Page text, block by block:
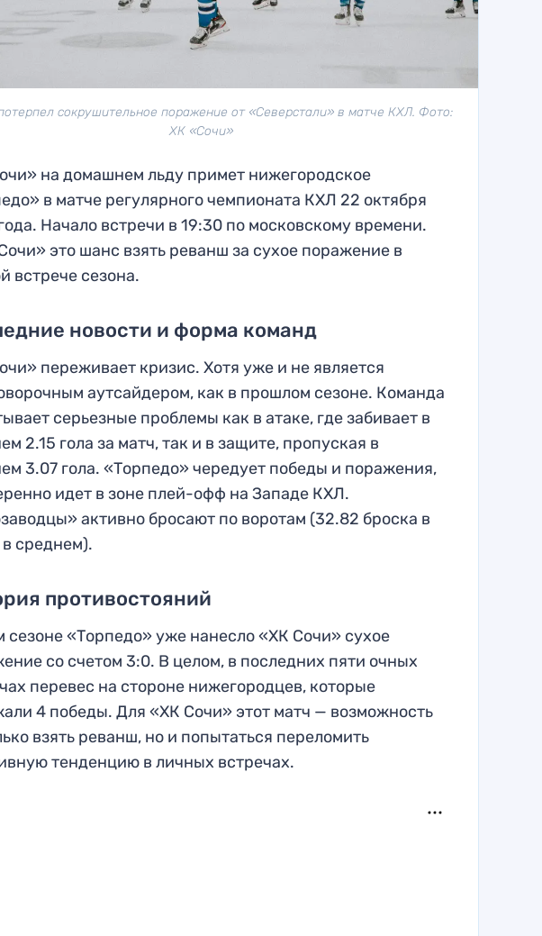
сокрушительное поражение от «Северстали» в матче КХЛ. Фото:
ХК «Сочи»
на домашнем льду примет нижегородское
в матче регулярного чемпионата КХЛ 22 октября
Начало встречи в 19:30 по московскому времени.
это шанс взять реванш за сухое поражение в
встрече сезона.
новости и форма команд
переживает кризис. Хотя уже и не является
аутсайдером, как в прошлом сезоне. Команда
серьезные проблемы как в атаке, где забивает в
2.15 гола за матч, так и в защите, пропуская в
3.07 гола. «Торпедо» чередует победы и поражения,
идет в зоне плей-офф на Западе КХЛ.
активно бросают по воротам (32.82 броска в
в среднем).
противостояний
сезоне «Торпедо» уже нанесло «ХК Сочи» сухое
со счетом 3:0. В целом, в последних пяти очных
перевес на стороне нижегородцев, которые
4 победы. Для «ХК Сочи» этот матч — возможность
взять реванш, но и попытаться переломить
тенденцию в личных встречах.